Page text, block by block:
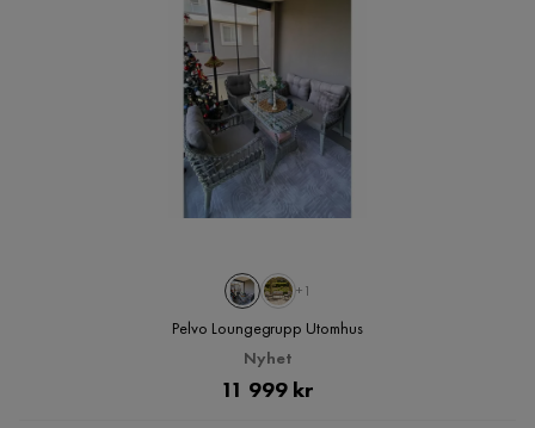
+1
Pelvo Loungegrupp Utomhus
Nyhet
Pris
11 999 kr